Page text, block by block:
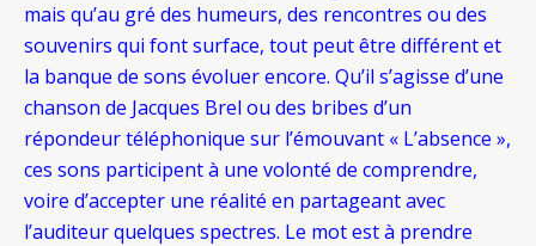
mais qu’au gré des humeurs, des rencontres ou des
souvenirs qui font surface, tout peut être différent et
la banque de sons évoluer encore. Qu’il s’agisse d’une
chanson de Jacques Brel ou des bribes d’un
répondeur téléphonique sur l’émouvant « L’absence »,
ces sons participent à une volonté de comprendre,
voire d’accepter une réalité en partageant avec
l’auditeur quelques spectres. Le mot est à prendre